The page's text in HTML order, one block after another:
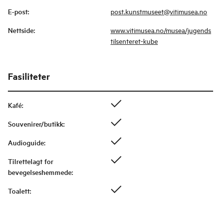
E-post: post.kunstmuseet@vitimusea.no
Nettside:
www.vitimusea.no/musea/jugends
tilsenteret-kube
Fasiliteter
Kafé:
Souvenirer/butikk:
Audioguide:
Tilrettelagt for
bevegelseshemmede:
Toalett: